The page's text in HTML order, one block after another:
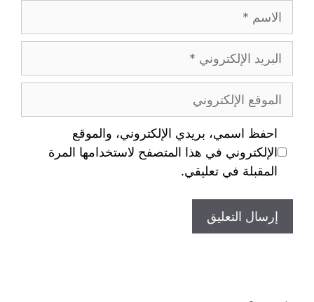
احفظ اسمي، بريدي الإلكتروني، والموقع
الإلكتروني في هذا المتصفح لاستخدامها المرة
المقبلة في تعليقي.